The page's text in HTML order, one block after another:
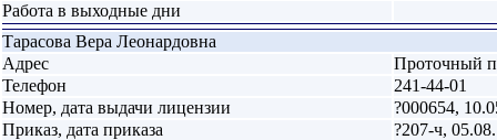
Работа в выходные дни
Тарасова Вера Леонардовна
Адрес
Проточный
Телефон
241-44-01
Номер, дата выдачи лицензии
?000654,
Приказ, дата приказа
?207-ч,